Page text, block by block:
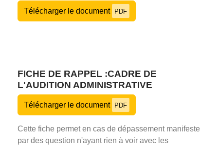
Télécharger le document PDF
FICHE DE RAPPEL :CADRE DE
L'AUDITION ADMINISTRATIVE
Télécharger le document PDF
Cette fiche permet en cas de dépassement manifeste
par des question n'ayant rien à voir avec les